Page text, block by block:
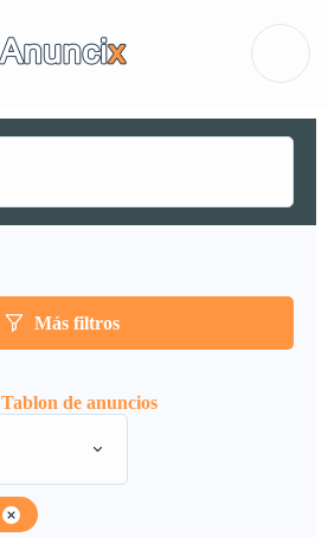
Más filtros
Tablon de anuncios